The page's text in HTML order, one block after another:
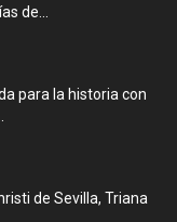
de...
para la historia con
de Sevilla, Triana